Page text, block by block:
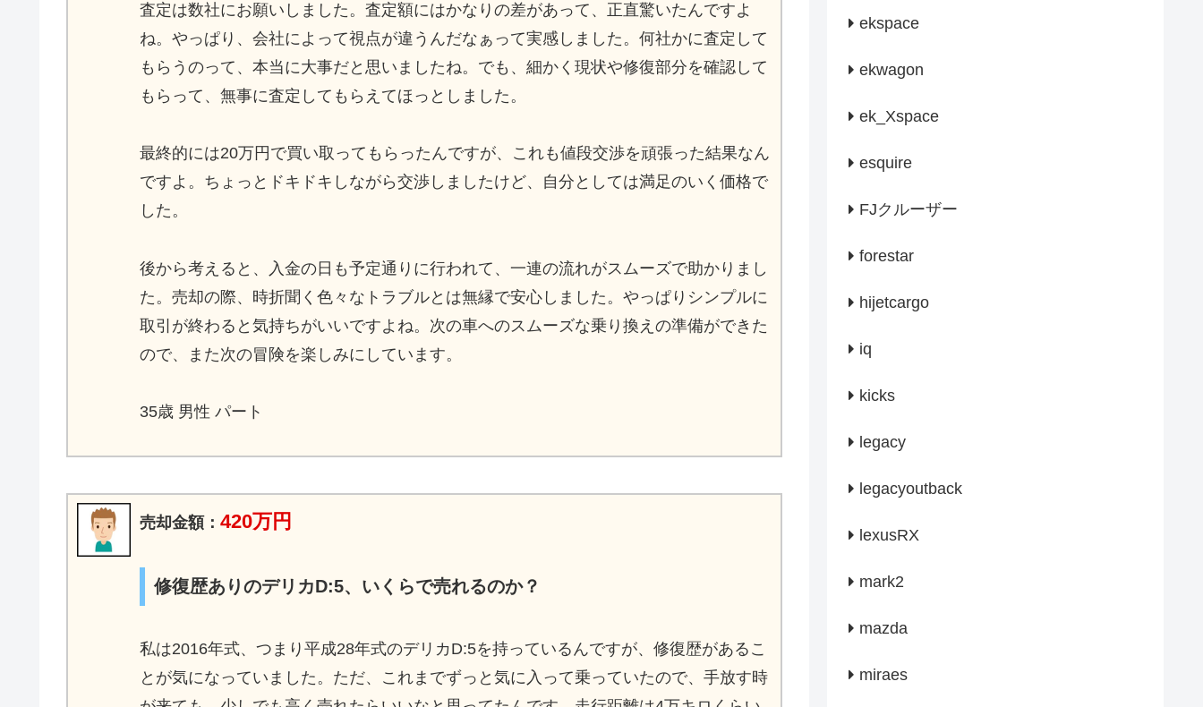
査定は数社にお願いしました。査定額にはかなりの差があって、正直驚いたんですよ
ね。やっぱり、会社によって視点が違うんだなぁって実感しました。何社かに査定して
もらうのって、本当に大事だと思いましたね。でも、細かく現状や修復部分を確認して
もらって、無事に査定してもらえてほっとしました。
最終的には20万円で買い取ってもらったんですが、これも値段交渉を頑張った結果なん
ですよ。ちょっとドキドキしながら交渉しましたけど、自分としては満足のいく価格で
した。
後から考えると、入金の日も予定通りに行われて、一連の流れがスムーズで助かりまし
た。売却の際、時折聞く色々なトラブルとは無縁で安心しました。やっぱりシンプルに
取引が終わると気持ちがいいですよね。次の車へのスムーズな乗り換えの準備ができた
ので、また次の冒険を楽しみにしています。
35歳 男性 パート
売却金額： 420万円
修復歴ありのデリカD:5、いくらで売れるのか？
私は2016年式、つまり平成28年式のデリカD:5を持っているんですが、修復歴があるこ
とが気になっていました。ただ、これまでずっと気に入って乗っていたので、手放す時
ekspace
ekwagon
ek_Xspace
esquire
FJクルーザー
forestar
hijetcargo
iq
kicks
legacy
legacyoutback
lexusRX
mark2
mazda
miraes